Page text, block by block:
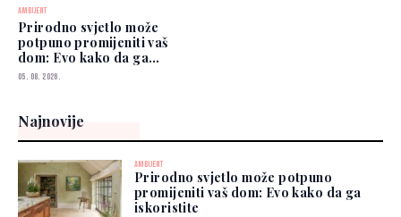
AMBIJENT
Prirodno svjetlo može
potpuno promijeniti vaš
dom: Evo kako da ga
iskoristite
05. 08. 2026.
Najnovije
AMBIJENT
Prirodno svjetlo može potpuno
promijeniti vaš dom: Evo kako da ga
iskoristite